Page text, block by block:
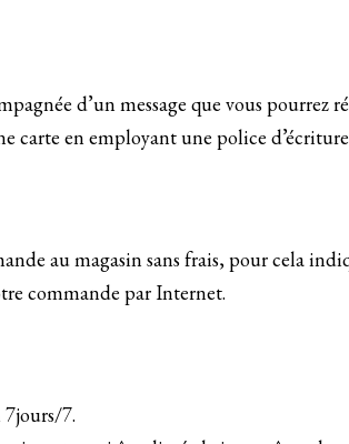
d’un message que vous pourrez
carte en employant une police
au magasin sans frais, pour cela
commande par Internet.
7.